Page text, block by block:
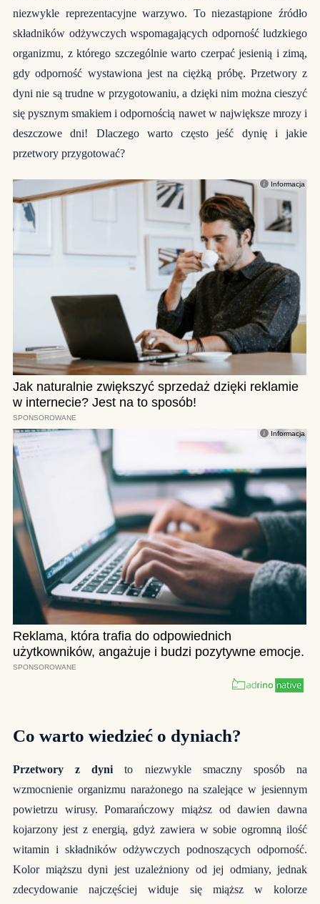
niezwykle reprezentacyjne warzywo. To niezastąpione źródło
składników odżywczych wspomagających odporność ludzkiego
organizmu, z którego szczególnie warto czerpać jesienią i zimą,
gdy odporność wystawiona jest na ciężką próbę. Przetwory z
dyni nie są trudne w przygotowaniu, a dzięki nim można cieszyć
się pysznym smakiem i odpornością nawet w największe mrozy i
deszczowe dni! Dlaczego warto często jeść dynię i jakie
przetwory przygotować?
Co warto wiedzieć o dyniach?
Przetwory z dyni
to niezwykle smaczny sposób na
wzmocnienie organizmu narażonego na szalejące w jesiennym
powietrzu wirusy. Pomarańczowy miąższ od dawien dawna
kojarzony jest z energią, gdyż zawiera w sobie ogromną ilość
witamin i składników odżywczych podnoszących odporność.
Kolor miąższu dyni jest uzależniony od jej odmiany, jednak
zdecydowanie najczęściej widuje się miąższ w kolorze